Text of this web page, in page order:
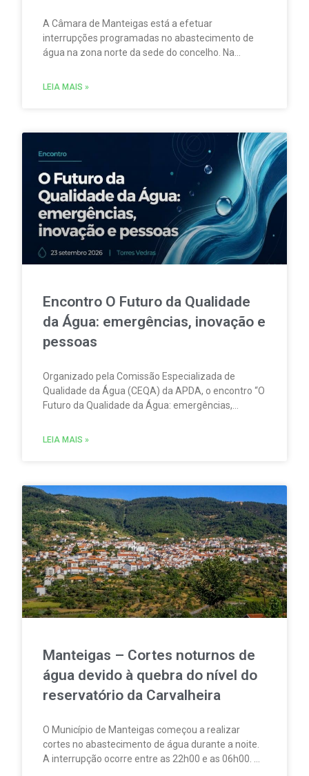
A Câmara de Manteigas está a efetuar
interrupções programadas no abastecimento de
água na zona norte da sede do concelho. Na
que abastecem um dos reservatórios que servem
LEIA MAIS »
Encontro O Futuro da Qualidade
da Água: emergências, inovação e
pessoas
Organizado pela Comissão Especializada de
Qualidade da Água (CEQA) da APDA, o encontro “O
Futuro da Qualidade da Água: emergências,
de Serviços e Comércio do Oeste, em Torres
LEIA MAIS »
Manteigas – Cortes noturnos de
água devido à quebra do nível do
reservatório da Carvalheira
O Município de Manteigas começou a realizar
cortes no abastecimento de água durante a noite.
A interrupção ocorre entre as 22h00 e as 06h00. A